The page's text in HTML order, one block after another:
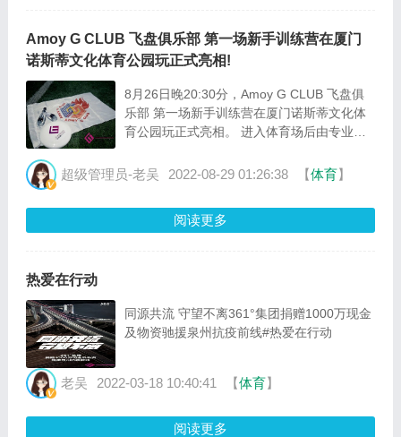
Amoy G CLUB 飞盘俱乐部 第一场新手训练营在厦门
诺斯蒂文化体育公园玩正式亮相!
8月26日晚20:30分，Amoy G CLUB 飞盘俱
乐部 第一场新手训练营在厦门诺斯蒂文化体
育公园玩正式亮相。 进入体育场后由专业的
指导及现场教学 经过一个小时的现场教学后
中，小伙伴们不管跑到场地的哪个位置，都相
互抱团，互相照应，发明了体现群友们高级智
超级管理员-老吴 2022-08-29 01:26:38 【体育】
阅读更多
热爱在行动
同源共流 守望不离361°集团捐赠1000万现金
及物资驰援泉州抗疫前线#热爱在行动
老吴 2022-03-18 10:40:41 【体育】
阅读更多